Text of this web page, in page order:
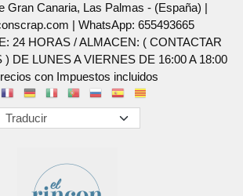
Gran Canaria, Las Palmas - (España) |
| WhatsApp: 655493665
24 HORAS / ALMACEN: ( CONTACTAR
) DE LUNES A VIERNES DE 16:00 A 18:00
con Impuestos incluidos